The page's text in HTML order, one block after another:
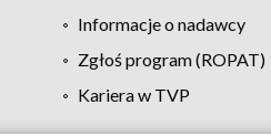
Informacje o nadawcy
Zgłoś program (ROPAT)
Kariera w TVP